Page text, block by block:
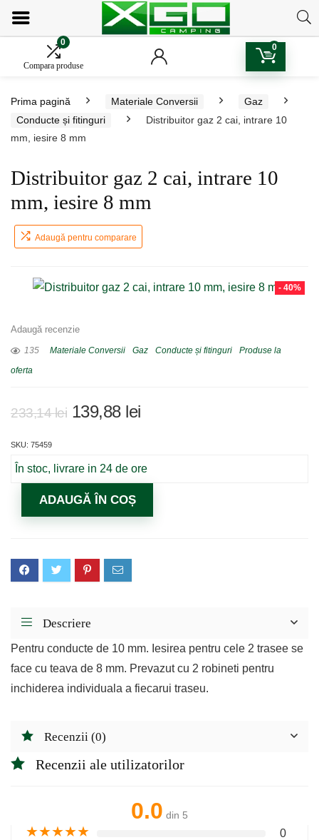
0
Compara produse
0
Prima pagină Materiale Conversii
Gaz
Conducte și fitinguri
Distribuitor gaz 2 cai, intrare 10
mm, iesire 8 mm
Distribuitor gaz 2 cai, intrare 10
mm, iesire 8 mm
Adaugă pentru comparare
- 40%
Adaugă recenzie
135 Materiale Conversii Gaz Conducte și fitinguri
Produse la
oferta
233,14lei Prețul
fost:
233,14 lei.
139,88 leiPrețul
139,88 lei.
SKU: 75459
În stoc, livrare in 24 de ore
ADAUGĂ ÎN COȘ
Descriere
Pentru conducte de 10 mm. Iesirea pentru cele 2 trasee se
face cu teava de 8 mm. Prevazut cu 2 robineti pentru
inchiderea individuala a fiecarui traseu.
Recenzii (0)
Recenzii ale utilizatorilor
0.0 din 5
★★★★★ 0